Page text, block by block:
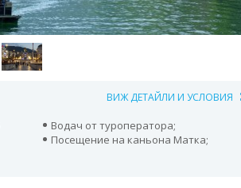
ВИЖ ДЕТАЙЛИ И УСЛОВИЯ
Водач от туроператора;
Посещение на каньона Матка;